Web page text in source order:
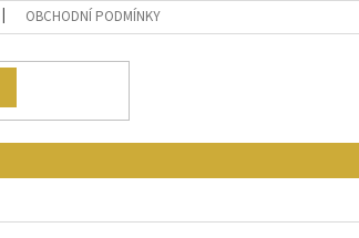
OBCHODNÍ PODMÍNKY